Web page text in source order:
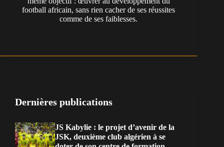
football africain, sans rien cacher de ses réussites
comme de ses faiblesses.
Dernières publications
JS Kabylie : le projet d’avenir de la
JSK, deuxième club algérien à se